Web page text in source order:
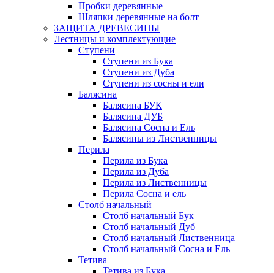
Пробки деревянные
Шляпки деревянные на болт
ЗАЩИТА ДРЕВЕСИНЫ
Лестницы и комплектующие
Ступени
Ступени из Бука
Ступени из Дуба
Ступени из сосны и ели
Балясина
Балясина БУК
Балясина ДУБ
Балясина Сосна и Ель
Балясины из Лиственницы
Перила
Перила из Бука
Перила из Дуба
Перила из Лиственницы
Перила Сосна и ель
Столб начальный
Столб начальный Бук
Столб начальный Дуб
Столб начальный Лиственница
Столб начальный Сосна и Ель
Тетива
Тетива из Бука